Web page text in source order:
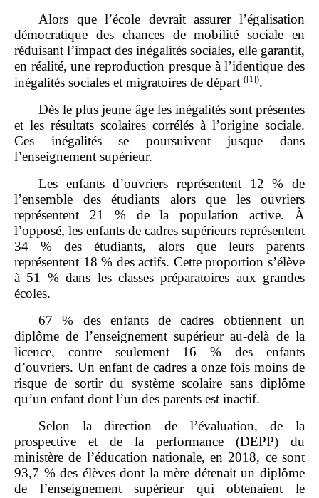
Alors que l’école devrait assurer l’égalisation
démocratique des chances de mobilité sociale en
réduisant l’impact des inégalités sociales, elle garantit,
en réalité, une reproduction presque à l’identique des
inégalités sociales et migratoires de départ ([1]).
Dès le plus jeune âge les inégalités sont présentes
et les résultats scolaires corrélés à l’origine sociale.
Ces inégalités se poursuivent jusque dans
l’enseignement supérieur.
Les enfants d’ouvriers représentent 12 % de
l’ensemble des étudiants alors que les ouvriers
représentent 21 % de la population active. À
l’opposé, les enfants de cadres supérieurs représentent
34 % des étudiants, alors que leurs parents
représentent 18 % des actifs. Cette proportion s’élève
à 51 % dans les classes préparatoires aux grandes
écoles.
67 % des enfants de cadres obtiennent un
diplôme de l’enseignement supérieur au‑delà de la
licence, contre seulement 16 % des enfants
d’ouvriers. Un enfant de cadres a onze fois moins de
risque de sortir du système scolaire sans diplôme
qu’un enfant dont l’un des parents est inactif.
Selon la direction de l’évaluation, de la
prospective et de la performance (DEPP) du
ministère de l’éducation nationale, en 2018, ce sont
93,7 % des élèves dont la mère détenait un diplôme
de l’enseignement supérieur qui obtenaient le